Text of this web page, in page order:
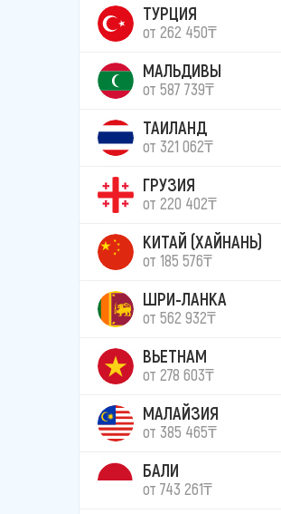
ТУРЦИЯ
от 262 450₸
МАЛЬДИВЫ
от 587 739₸
ТАИЛАНД
от 321 062₸
ГРУЗИЯ
от 220 402₸
КИТАЙ (ХАЙНАНЬ)
от 185 576₸
ШРИ-ЛАНКА
от 562 932₸
ВЬЕТНАМ
от 278 603₸
МАЛАЙЗИЯ
от 385 465₸
БАЛИ
от 743 261₸